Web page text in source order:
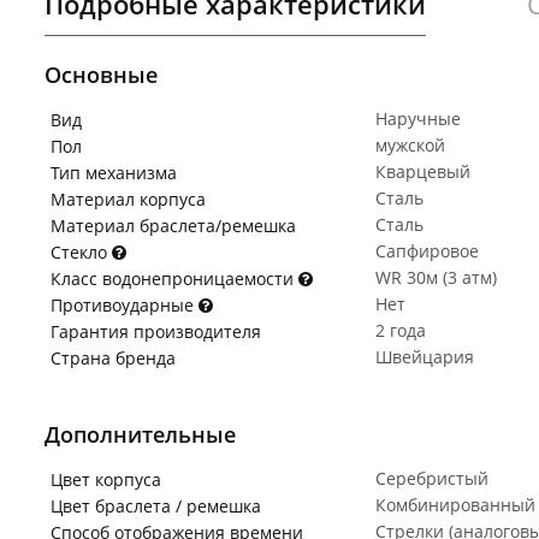
Основные
Вид
Наручные
Пол
мужской
Тип механизма
Кварцевый
Материал корпуса
Сталь
Материал браслета/ремешка
Сталь
Стекло
Сапфировое
Класс водонепроницаемости
WR 30м (3 атм)
Противоударные
Нет
Гарантия производителя
2 года
Страна бренда
Швейцария
Дополнительные
Цвет корпуса
Серебристый
Цвет браслета / ремешка
Комбинированный
Способ отображения времени
Стрелки